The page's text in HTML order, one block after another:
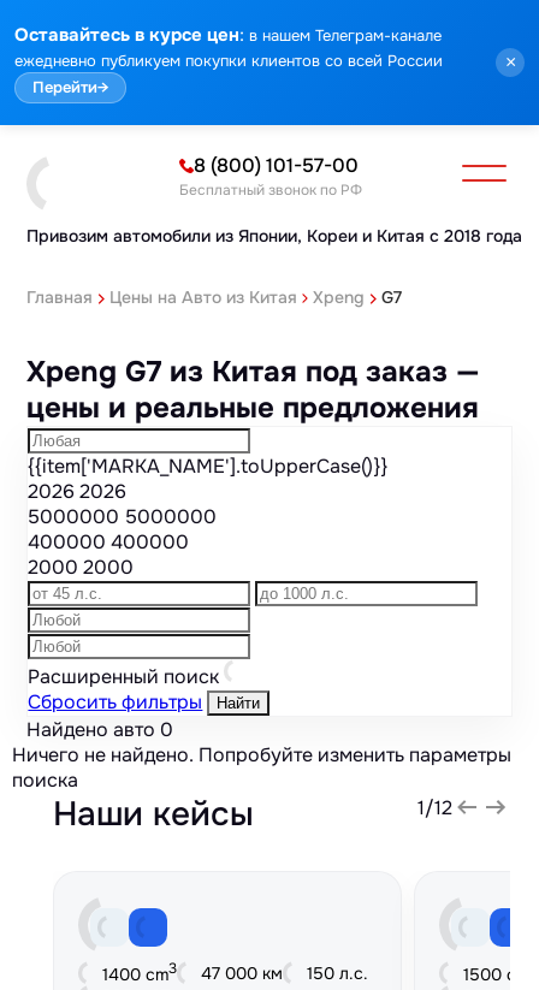
Оставайтесь в курсе цен: в нашем Телеграм-канале
ежедневно публикуем покупки клиентов со всей России
Перейти→
×
Привозим автомобили из Японии, Кореи и Китая с 2018 года
8 (800) 101-57-00
Бесплатный звонок по РФ
Главная Цены на Авто из Китая Xpeng G7
Xpeng G7 из Китая под заказ —
цены и реальные предложения
{{item['MARKA_NAME'].toUpperCase()}}
20262026
5000000 5000000
400000400000
20002000
Расширенный поиск
Сбросить фильтры
Найти
Найдено авто 0
Ничего не найдено. Попробуйте изменить параметры
поиска
Наши кейсы 1/12
1400 cm3 47 000 км
150 л.с.
1500 cm